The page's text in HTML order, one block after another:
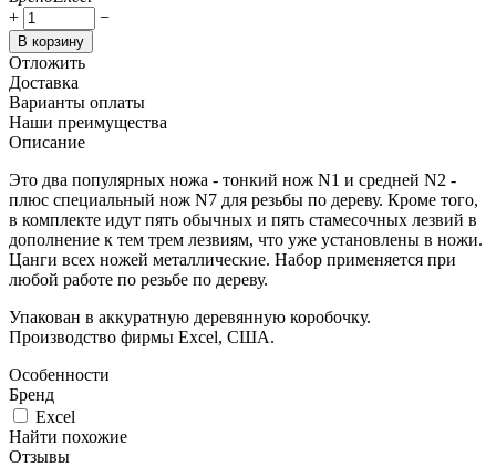
+
−
В корзину
Отложить
Доставка
Варианты оплаты
Наши преимущества
Описание
Это два популярных ножа - тонкий нож N1 и средней N2 -
плюс специальный нож N7 для резьбы по дереву. Кроме того,
в комплекте идут пять обычных и пять стамесочных лезвий в
дополнение к тем трем лезвиям, что уже установлены в ножи.
Цанги всех ножей металлические. Набор применяется при
любой работе по резьбе по дереву.
Упакован в аккуратную деревянную коробочку.
Производство фирмы Excel, США.
Особенности
Бренд
Excel
Найти похожие
Отзывы